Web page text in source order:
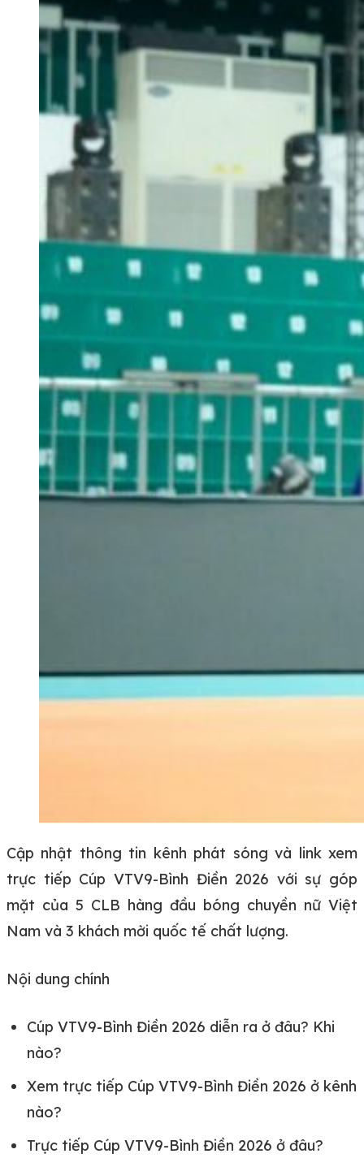
Cập nhật thông tin kênh phát sóng và link xem
trực tiếp Cúp VTV9-Bình Điền 2026 với sự góp
mặt của 5 CLB hàng đầu bóng chuyền nữ Việt
Nam và 3 khách mời quốc tế chất lượng.
Nội dung chính
Cúp VTV9-Bình Điền 2026 diễn ra ở đâu? Khi
nào?
Xem trực tiếp Cúp VTV9-Bình Điền 2026 ở kênh
nào?
Trực tiếp Cúp VTV9-Bình Điền 2026 ở đâu?